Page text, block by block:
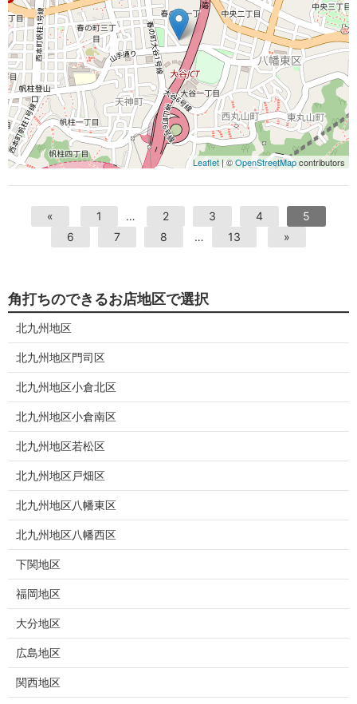
Leaflet| ©OpenStreetMapcontributors
« 1 … 2 3 4
5
6
7 8 … 13 »
角打ちのできるお店地区で選択
北九州地区
北九州地区門司区
北九州地区小倉北区
北九州地区小倉南区
北九州地区若松区
北九州地区戸畑区
北九州地区八幡東区
北九州地区八幡西区
下関地区
福岡地区
大分地区
広島地区
関西地区